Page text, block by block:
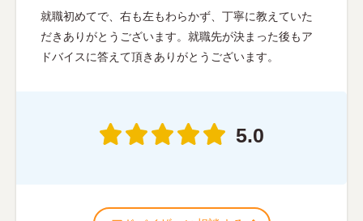
就職初めてで、右も左もわらかず、丁寧に教えていた
だきありがとうございます。就職先が決まった後もア
ドバイスに答えて頂きありがとうございます。
5.0